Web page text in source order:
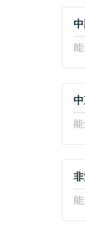
能
能
能